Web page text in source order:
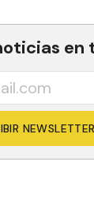
en
NEWSLETTER